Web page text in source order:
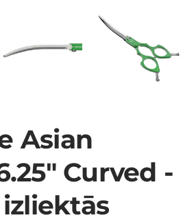
Asian
Curved -